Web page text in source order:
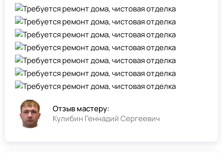
Отзыв мастеру:
Кулибин Геннадий Сергеевич